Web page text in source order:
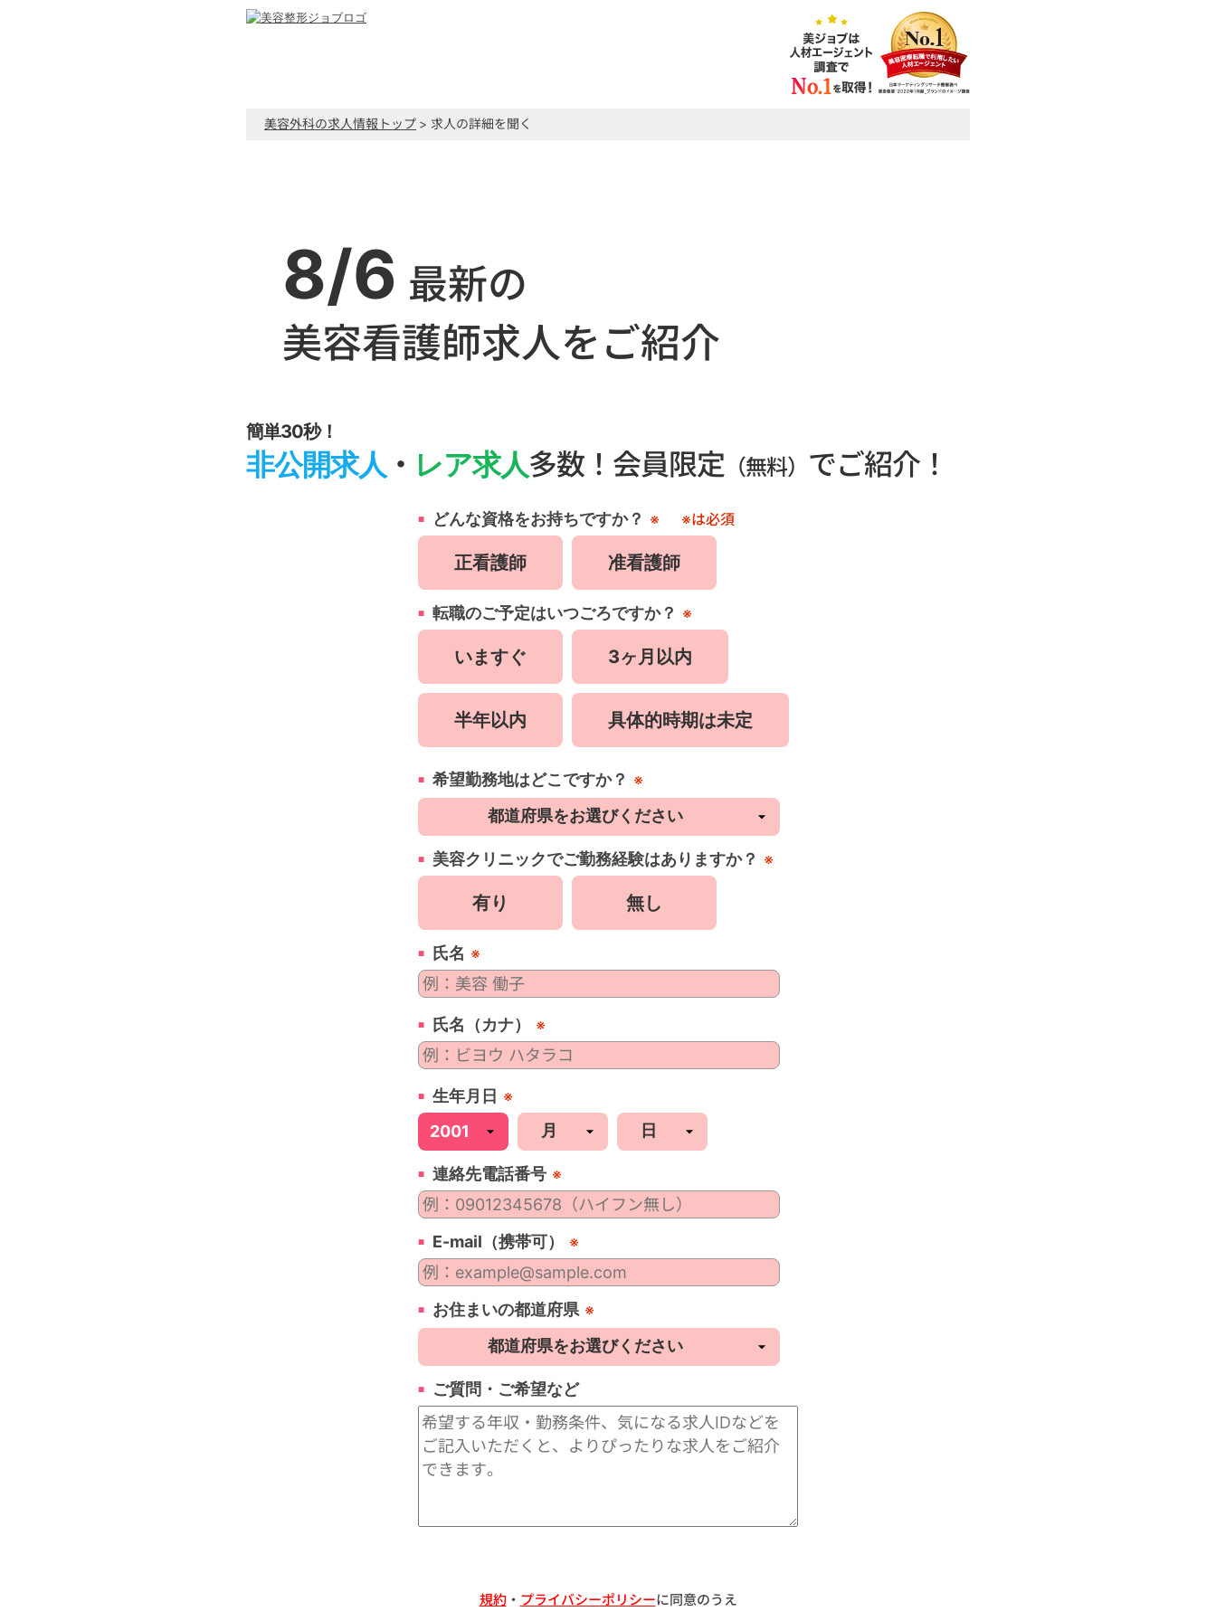
美容外科の求人情報トップ > 求人の詳細を聞く
8/6 最新の
美容看護師求人をご紹介
簡単30秒！
非公開求人 ・ レア求人多数！会員限定 （無料） でご紹介！
どんな資格をお持ちですか？ ※ ※は必須
正看護師 准看護師
転職のご予定はいつごろですか？ ※
いますぐ 3ヶ月以内
半年以内 具体的時期は未定
希望勤務地はどこですか？ ※
美容クリニックでご勤務経験はありますか？ ※
有り 無し
氏名 ※
氏名（カナ） ※
生年月日 ※
連絡先電話番号 ※
E-mail（携帯可） ※
お住まいの都道府県 ※
ご質問・ご希望など
規約・ プライバシーポリシーに同意のうえ